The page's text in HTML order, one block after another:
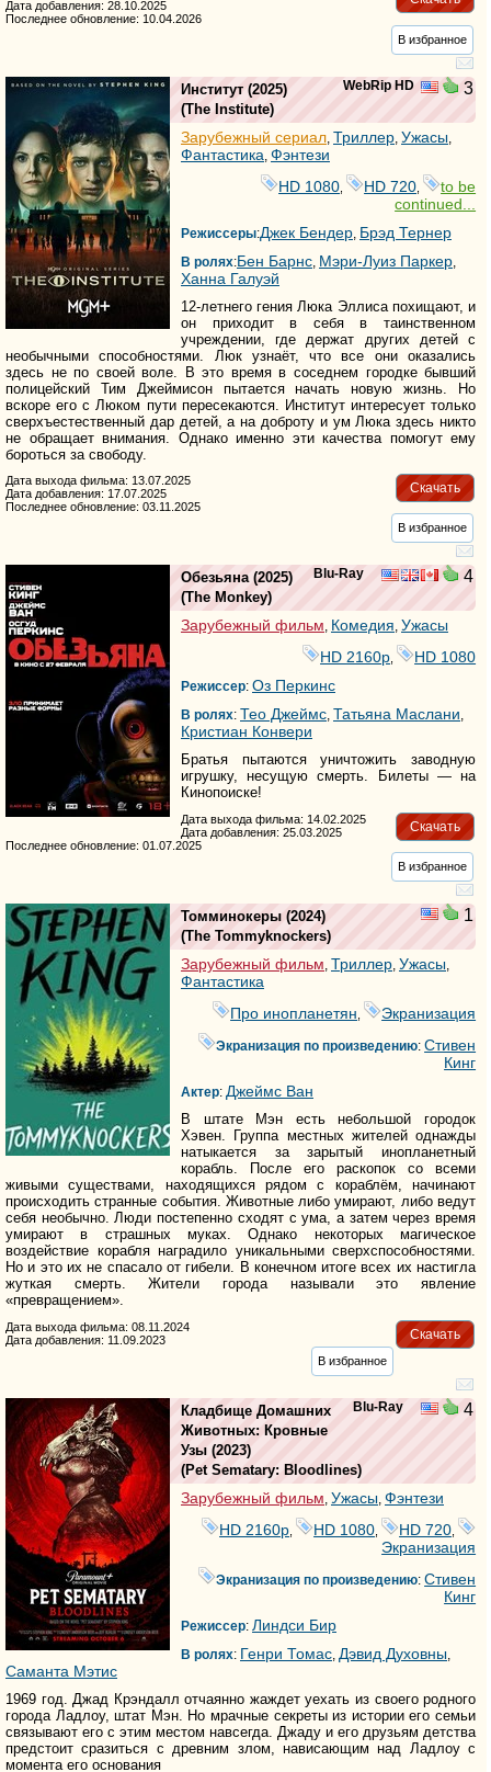
Дата добавления: 28.10.2025
Последнее обновление: 10.04.2026
В избранное
WebRip HD 3
Институт (2025)
(The Institute)
Зарубежный сериал Триллер Ужасы
Фантастика Фэнтези
HD 1080
HD 720
to be
continued...
Режиссеры:Джек Бендер Брэд Тернер
В ролях:Бен Барнс Мэри-Луиз Паркер
Ханна Галуэй
12-летнего гения Люка Эллиса похищают, и
он приходит в себя в таинственном
учреждении, где держат других детей с
необычными способностями. Люк узнаёт, что все они оказались
здесь не по своей воле. В это время в соседнем городке бывший
полицейский Тим Джеймисон пытается начать новую жизнь. Но
вскоре его с Люком пути пересекаются. Институт интересует только
сверхъестественный дар детей, а на доброту и ум Люка здесь никто
не обращает внимания. Однако именно эти качества помогут ему
бороться за свободу.
Скачать
Дата выхода фильма: 13.07.2025
Дата добавления: 17.07.2025
Последнее обновление: 03.11.2025
В избранное
Blu-Ray 4
Обезьяна(2025)
(The Monkey)
Зарубежный фильм, Комедия, Ужасы
HD 2160р, HD 1080
Режиссер: Оз Перкинс
В ролях: Тео Джеймс, Татьяна Маслани,
Кристиан Конвери
Братья пытаются уничтожить заводную
игрушку, несущую смерть. Билеты — на
Кинопоиске!
Скачать
Дата выхода фильма: 14.02.2025
Дата добавления: 25.03.2025
Последнее обновление: 01.07.2025
В избранное
1
Томминокеры (2024)
(The Tommyknockers)
Зарубежный фильм, Триллер, Ужасы,
Фантастика
Про инопланетян
Экранизация
Экранизация по произведению:Стивен
Кинг
Актер: Джеймс Ван
В штате Мэн есть небольшой городок
Хэвен. Группа местных жителей однажды
натыкается за зарытый инопланетный
корабль. После его раскопок со всеми
живыми существами, находящихся рядом с кораблём, начинают
происходить странные события. Животные либо умирают, либо ведут
себя необычно. Люди постепенно сходят с ума, а затем через время
умирают в страшных муках. Однако некоторых магическое
воздействие корабля наградило уникальными сверхспособностями.
Но и это их не спасало от гибели. В конечном итоге всех их настигла
жуткая смерть. Жители города называли это явление
«превращением».
Скачать
Дата выхода фильма: 08.11.2024
Дата добавления: 11.09.2023
В избранное
Blu-Ray 4
Кладбище Домашних
Животных: Кровные
Узы (2023)
(Pet Sematary: Bloodlines)
Зарубежный фильм, Ужасы, Фэнтези
HD 2160р
HD 1080 HD 720
Экранизация
Экранизация по произведению:Стивен
Кинг
Режиссер: Линдси Бир
В ролях: Генри Томас, Дэвид Духовны,
Саманта Мэтис
1969 год. Джад Крэндалл отчаянно жаждет уехать из своего родного
города Ладлоу, штат Мэн. Но мрачные секреты из истории его семьи
связывают его с этим местом навсегда. Джаду и его друзьям детства
предстоит сразиться с древним злом, нависающим над Ладлоу с
момента его основания